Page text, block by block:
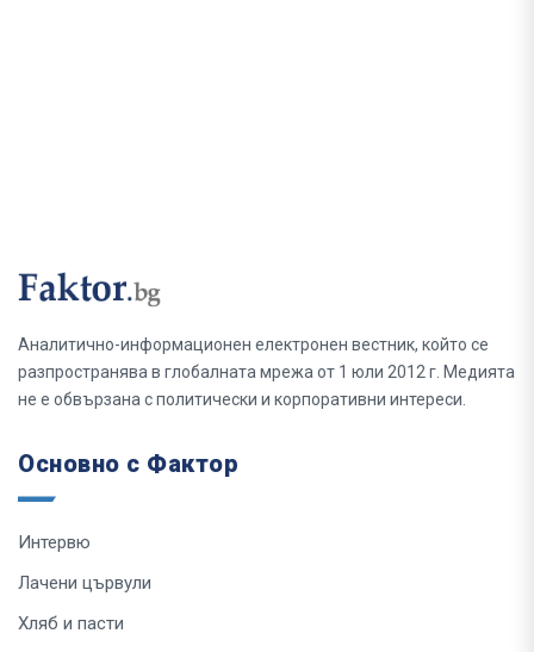
Аналитично-информационен електронен вестник, който се
разпространява в глобалната мрежа от 1 юли 2012 г. Медията
не е обвързана с политически и корпоративни интереси.
Основно с Фактор
Интервю
Лачени цървули
Хляб и пасти